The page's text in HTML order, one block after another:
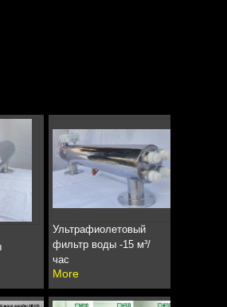
Ультрафиолетовый
фильтр воды -15 м³/
час
More